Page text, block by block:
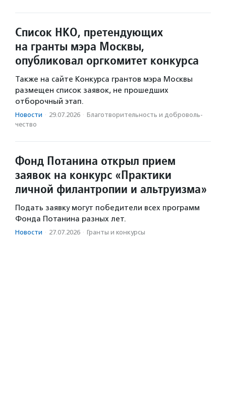
Список НКО, претендующих
на гранты мэра Москвы,
опубликовал оргкомитет конкурса
Также на сайте Конкурса грантов мэра Москвы
размещен список заявок, не прошедших
отборочный этап.
Новости · 29.07.2026 · Благотвори­тель­ность и доброволь­
чест­во
Фонд Потанина открыл прием
заявок на конкурс «Практики
личной филантропии и альтруизма»
Подать заявку могут победители всех программ
Фонда Потанина разных лет.
Новости · 27.07.2026 · Гранты и конкурсы